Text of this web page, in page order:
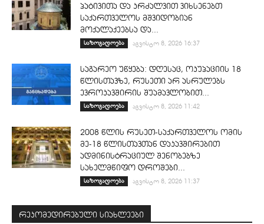
პატივითა და კრძალვით ვიხსენებთ
საქართველოს მშვიდობიან
მოქალაქეებსა და...
საზოგადოება აგვისტო 8, 2026 16:37
საგარეო უწყება: დღესაც, ოკუპაციის 18
წლისთავზე, რუსეთი არ ასრულებს
ევროკავშირის შუამავლობით...
საზოგადოება აგვისტო 8, 2026 11:42
2008 წლის რუსეთ-საქართველოს ომის
მე-18 წლისთავთან დაკავშირებით
ადმინისტრაციულ შენობებზე
სახელმწიფო დროშები...
საზოგადოება აგვისტო 8, 2026 11:37
რეკომედირებული სიახლეები